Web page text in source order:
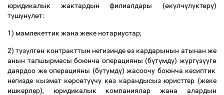
юридикалык жактардын филиалдары (өкүлчүлүктөрү)
түшүнүлөт:
1) мамлекеттик жана жеке нотариустар;
2) түзүлгөн контракттын негизиндеөз кардарынын атынан же
анын тапшырмасы боюнча операцияны (бүтүмдү) жүргүзүүгө
даярдоо же операцияны (бүтүмдү) жасоочу боюнча кесиптик
негизде кызмат көрсөтүүчү көз карандысыз юристтер (жеке
ишкерлер), юридикалык компаниялар жана алардын